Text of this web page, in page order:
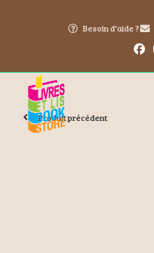
Besoin d'aide ?
Produit précédent